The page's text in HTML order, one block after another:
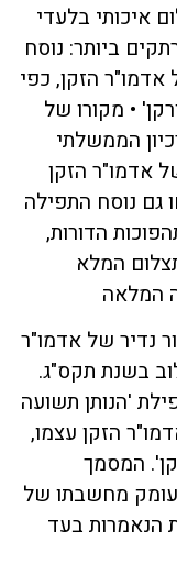
איכותי בלעדי
ביותר: נוסח
הזקן, כפי
• מקורו של
הממשלתי
אדמו"ר הזקן
נוסח התפילה
הדורות,
המלא
המלאה
נדיר של אדמו"ר
בשנת תקס"ג.
'הנותן תשועה
הזקן עצמו,
המסמך
מחשבתו של
הנאמרות בעד